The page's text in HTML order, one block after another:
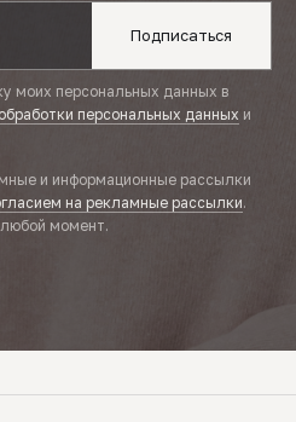
Подписаться
моих персональных данных в
персональных данных и
и информационные рассылки
на рекламные рассылки.
момент.